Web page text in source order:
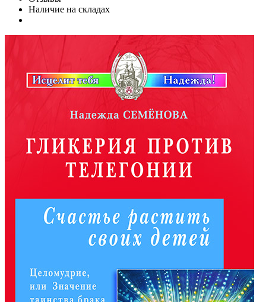
Наличие на складах